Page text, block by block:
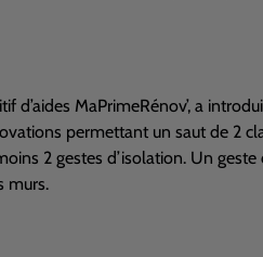
d’aides MaPrimeRénov’, a
permettant un saut de 2
2 gestes d’isolation. Un geste
murs.